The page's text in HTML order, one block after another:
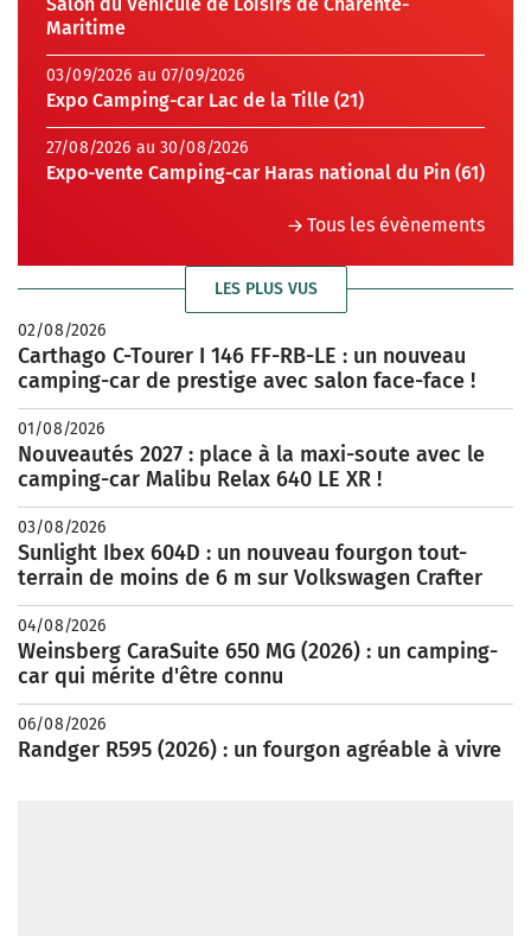
Maritime
03/09/2026 au 07/09/2026
Expo Camping-car Lac de la Tille (21)
27/08/2026 au 30/08/2026
Expo-vente Camping-car Haras national du Pin (61)
Tous les évènements
LES PLUS VUS
02/08/2026
Carthago C-Tourer I 146 FF-RB-LE : un nouveau
camping-car de prestige avec salon face-face !
01/08/2026
Nouveautés 2027 : place à la maxi-soute avec le
camping-car Malibu Relax 640 LE XR !
03/08/2026
Sunlight Ibex 604D : un nouveau fourgon tout-
terrain de moins de 6 m sur Volkswagen Crafter
04/08/2026
Weinsberg CaraSuite 650 MG (2026) : un camping-
car qui mérite d'être connu
06/08/2026
Randger R595 (2026) : un fourgon agréable à vivre